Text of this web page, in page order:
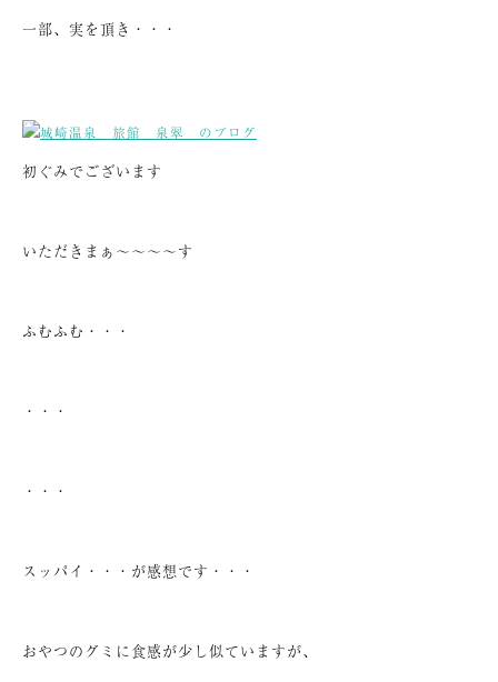
一部、実を頂き・・・
初ぐみでございます
いただきまぁ～～～～す
ふむふむ・・・
・・・
・・・
スッパイ・・・が感想です・・・
おやつのグミに食感が少し似ていますが、